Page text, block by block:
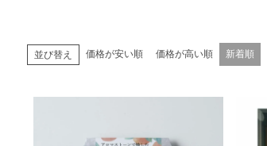
並び替え 価格が安い順 価格が高い順 新着順